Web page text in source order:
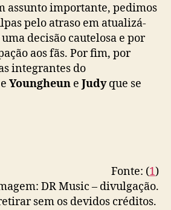
assunto importante, pedimos
pelo atraso em atualizá-
decisão cautelosa e por
aos fãs. Por fim, por
integrantes do
e Youngheun e Judyque se
Fonte: (1)
DR Music – divulgação.
sem os devidos créditos.